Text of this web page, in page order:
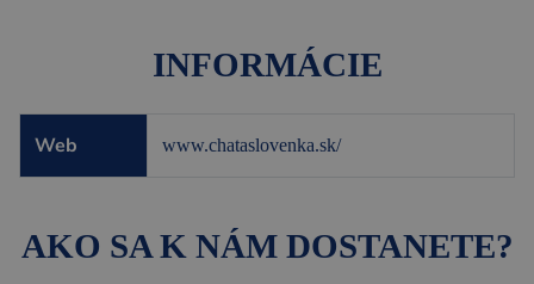
AKO SA K NÁM DOSTANETE?
INFORMÁCIE
Web www.chataslovenka.sk/